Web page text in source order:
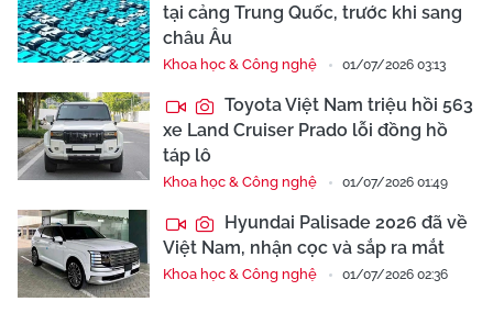
tại cảng Trung Quốc, trước khi sang
châu Âu
Khoa học & Công nghệ 01/07/2026 03:13
Toyota Việt Nam triệu hồi 563
xe Land Cruiser Prado lỗi đồng hồ
táp lô
Khoa học & Công nghệ 01/07/2026 01:49
Hyundai Palisade 2026 đã về
Việt Nam, nhận cọc và sắp ra mắt
Khoa học & Công nghệ 01/07/2026 02:36